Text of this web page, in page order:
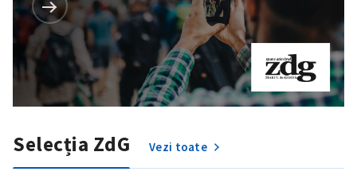
Selecția ZdG Vezi toate